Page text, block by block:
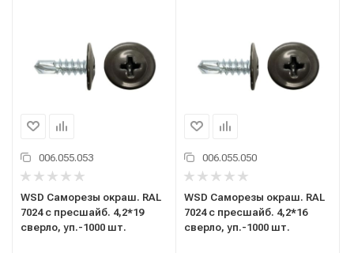
006.055.053
WSD Саморезы окраш. RAL
7024 с пресшайб. 4,2*19
сверло, уп.-1000 шт.
006.055.050
WSD Саморезы окраш. RAL
7024 с пресшайб. 4,2*16
сверло, уп.-1000 шт.